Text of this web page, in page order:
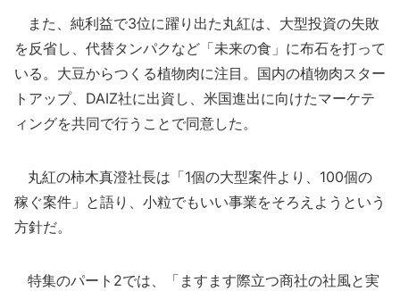
また、純利益で3位に躍り出た丸紅は、大型投資の失敗
を反省し、代替タンパクなど「未来の食」に布石を打って
いる。大豆からつくる植物肉に注目。国内の植物肉スター
トアップ、DAIZ社に出資し、米国進出に向けたマーケテ
ィングを共同で行うことで同意した。
丸紅の柿木真澄社長は「1個の大型案件より、100個の
稼ぐ案件」と語り、小粒でもいい事業をそろえようという
方針だ。
特集のパート2では、「ますます際立つ商社の社風と実